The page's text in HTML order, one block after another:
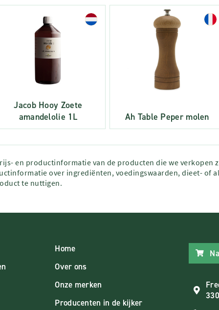
Jacob Hooy Zoete
amandelolie 1L
Ah Table Peper molen
en productinformatie van de producten die we verkopen
over ingrediënten, voedingswaarden, dieet- of
te nuttigen.
Home
Over ons
Onze merken
Producenten in de kijker